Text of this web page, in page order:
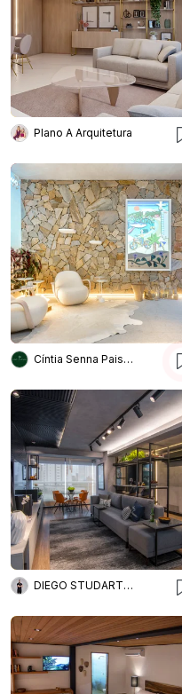
Plano A Arquitetura
Cíntia Senna Paisagismo
DIEGO STUDART ARQUITETURA